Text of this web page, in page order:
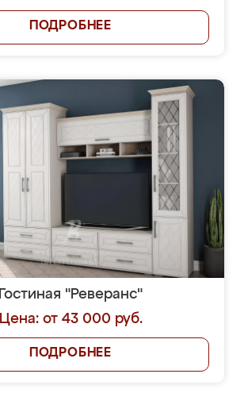
ПОДРОБНЕЕ
Гостиная "Реверанс"
Цена: от 43 000 руб.
ПОДРОБНЕЕ